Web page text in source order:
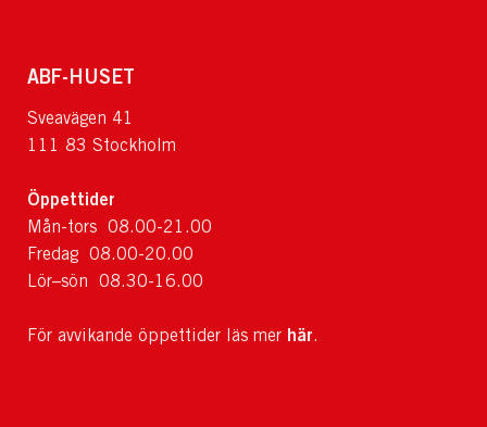
ABF-HUSET
Sveavägen 41
111 83 Stockholm
Öppettider
Mån-tors 08.00-21.00
Fredag 08.00-20.00
Lör–sön 08.30-16.00
För avvikande öppettider läs mer här.